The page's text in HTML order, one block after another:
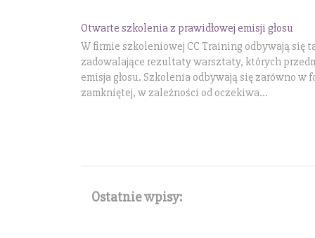
Otwarte szkolenia z prawidłowej emisji głosu
W firmie szkoleniowej CC Training odbywają się
zadowalające rezultaty warsztaty, których
emisja głosu. Szkolenia odbywają się zarówno w
zamkniętej, w zależności od oczekiwa...
Ostatnie wpisy: